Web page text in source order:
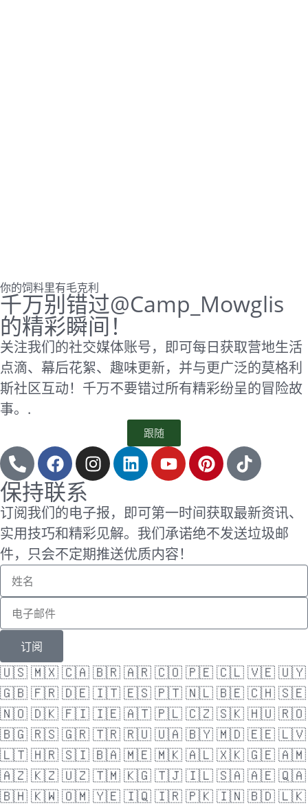
你的饲料里有毛克利
千万别错过@Camp_Mowglis
的精彩瞬间！
关注我们的社交媒体账号，即可每日获取营地生活
点滴、幕后花絮、趣味更新，并与更广泛的莫格利
斯社区互动！千万不要错过所有精彩纷呈的冒险故
事。.
跟随
保持联系
订阅我们的电子报，即可第一时间获取最新资讯、
实用技巧和精彩见解。我们承诺绝不发送垃圾邮
件，只会不定期推送优质内容！
订阅
🇺🇸🇲🇽🇨🇦🇧🇷🇦🇷🇨🇴🇵🇪🇨🇱🇻🇪🇺🇾
🇬🇧🇫🇷🇩🇪🇮🇹🇪🇸🇵🇹🇳🇱🇧🇪🇨🇭🇸🇪
🇳🇴🇩🇰🇫🇮🇮🇪🇦🇹🇵🇱🇨🇿🇸🇰🇭🇺🇷🇴
🇧🇬🇷🇸🇬🇷🇹🇷🇷🇺🇺🇦🇧🇾🇲🇩🇪🇪🇱🇻
🇱🇹🇭🇷🇸🇮🇧🇦🇲🇪🇲🇰🇦🇱🇽🇰🇬🇪🇦🇲
🇦🇿🇰🇿🇺🇿🇹🇲🇰🇬🇹🇯🇮🇱🇸🇦🇦🇪🇶🇦
🇧🇭🇰🇼🇴🇲🇾🇪🇮🇶🇮🇷🇵🇰🇮🇳🇧🇩🇱🇰